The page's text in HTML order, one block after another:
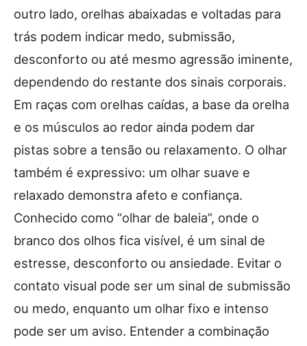
outro lado, orelhas abaixadas e voltadas para
trás podem indicar medo, submissão,
desconforto ou até mesmo agressão iminente,
dependendo do restante dos sinais corporais.
Em raças com orelhas caídas, a base da orelha
e os músculos ao redor ainda podem dar
pistas sobre a tensão ou relaxamento. O olhar
também é expressivo: um olhar suave e
relaxado demonstra afeto e confiança.
Conhecido como “olhar de baleia”, onde o
branco dos olhos fica visível, é um sinal de
estresse, desconforto ou ansiedade. Evitar o
contato visual pode ser um sinal de submissão
ou medo, enquanto um olhar fixo e intenso
pode ser um aviso. Entender a combinação